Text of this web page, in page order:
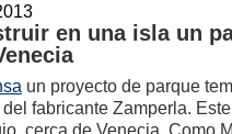
en una isla un
un proyecto de parque
fabricante Zamperla.
cerca de Venecia. Como